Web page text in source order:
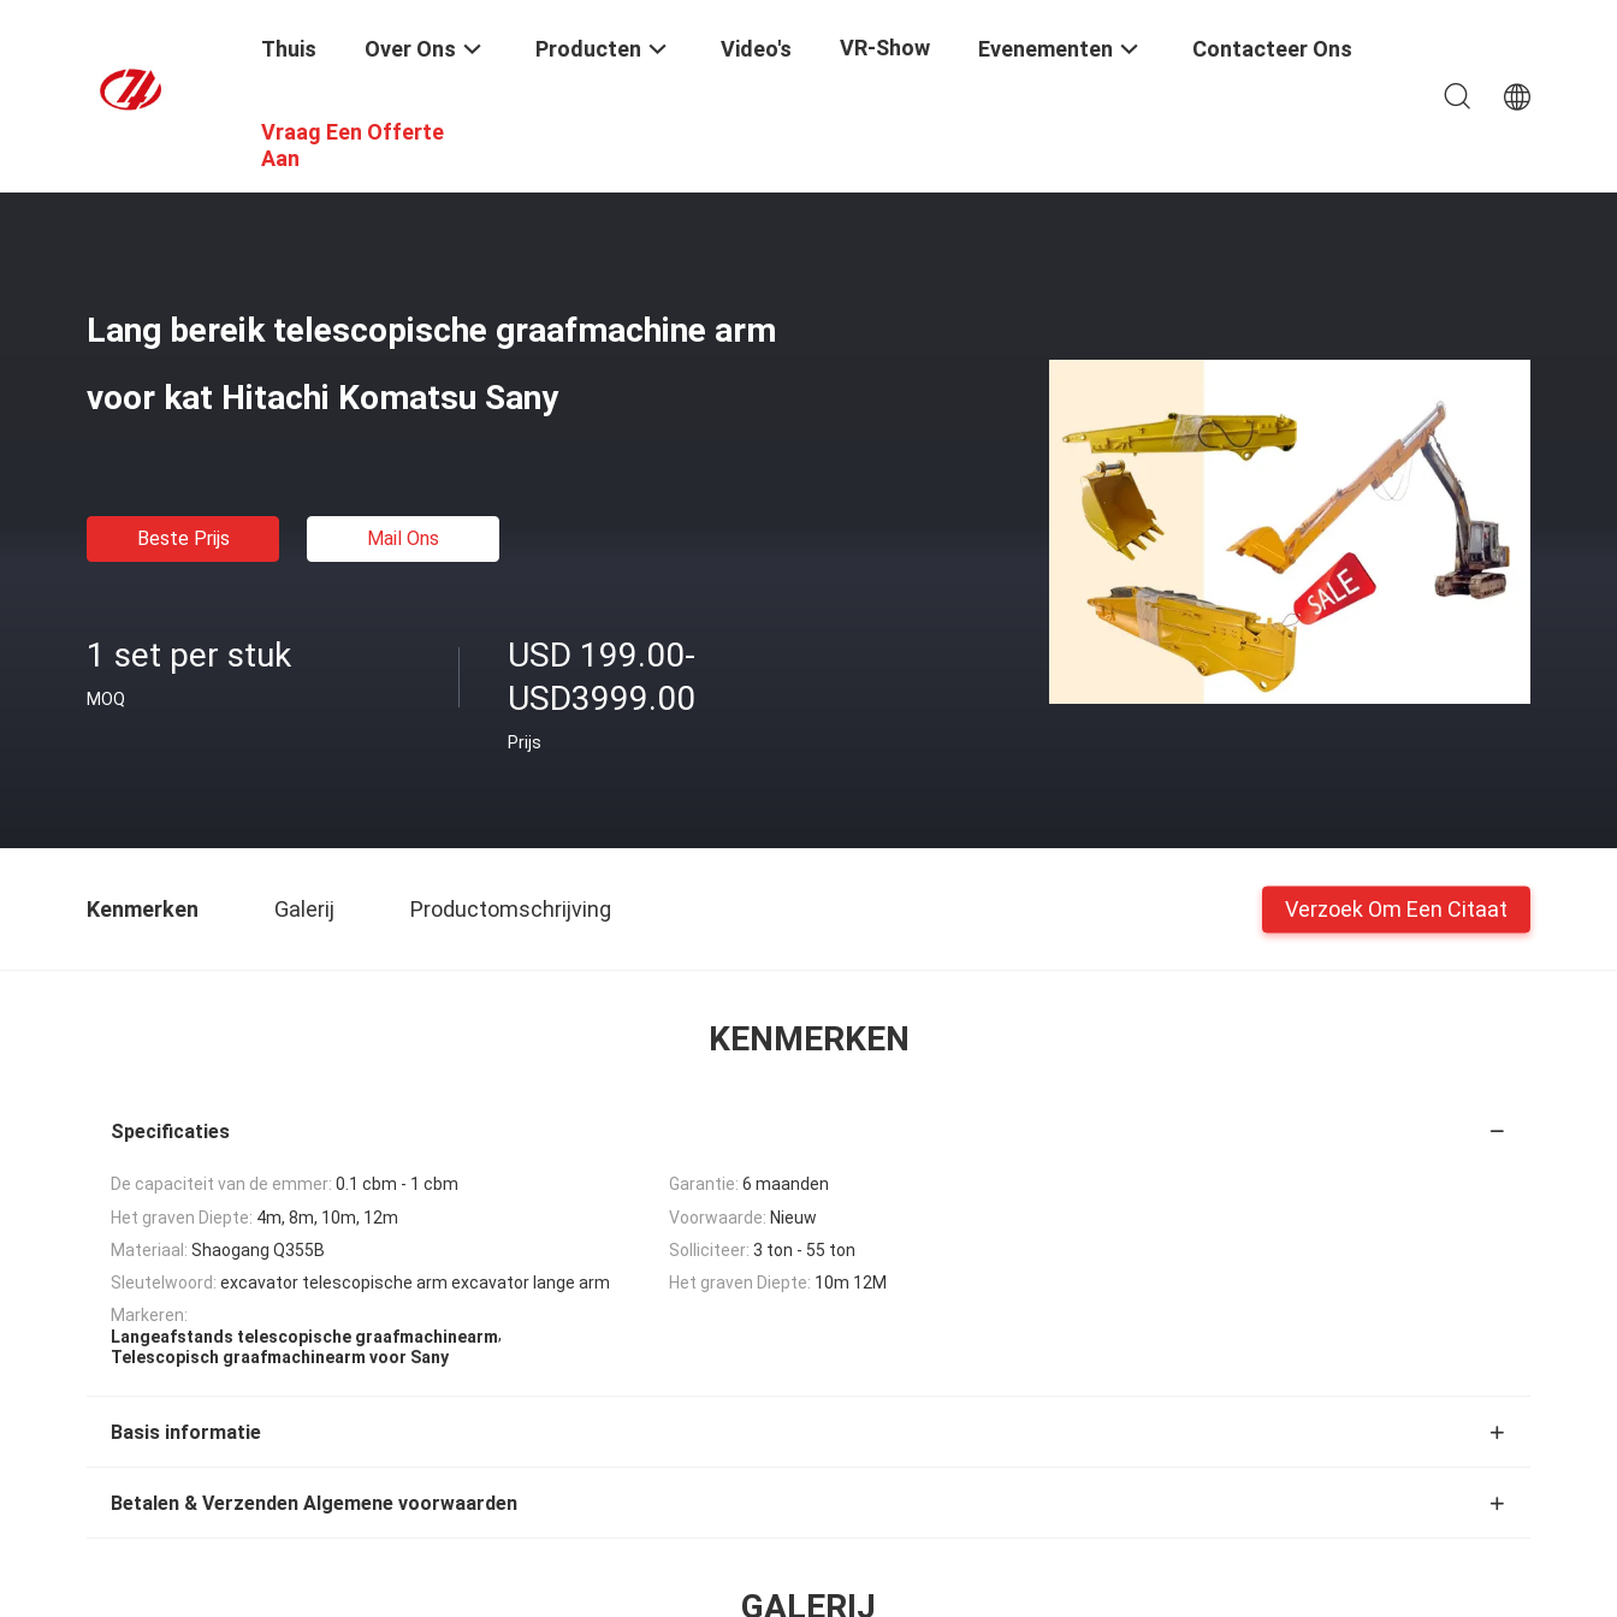
Thuis Over Ons Producten Video's VR-Show Evenementen Contacteer Ons
Vraag Een Offerte
Aan
Graafwerktuig Telescopic Boom
Lang bereik telescopische graafmachine arm
voor kat Hitachi Komatsu Sany
Beste Prijs Mail Ons
1 set per stuk
MOQ
USD 199.00-
USD3999.00
Prijs
Kenmerken Galerij Productomschrijving Verzoek Om Een Citaat
KENMERKEN
Specificaties
De capaciteit van de emmer: 0.1 cbm - 1 cbm Garantie: 6 maanden
Het graven Diepte: 4m, 8m, 10m, 12m Voorwaarde: Nieuw
Materiaal: Shaogang Q355B Solliciteer: 3 ton - 55 ton
Sleutelwoord: excavator telescopische arm excavator lange arm Het graven Diepte: 10m 12M
Markeren:
Langeafstands telescopische graafmachinearm,
Telescopisch graafmachinearm voor Sany
Basis informatie
Betalen & Verzenden Algemene voorwaarden
GALERIJ